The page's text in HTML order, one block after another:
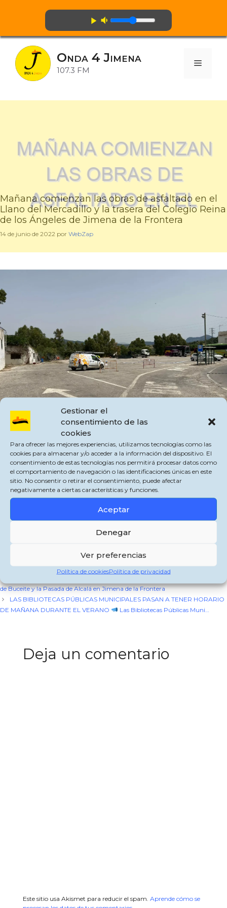
Gestionar el
consentimiento de las
cookies
Para ofrecer las mejores experiencias, utilizamos tecnologías como las
cookies para almacenar y/o acceder a la información del dispositivo. El
consentimiento de estas tecnologías nos permitirá procesar datos como
el comportamiento de navegación o las identificaciones únicas en este
sitio. No consentir o retirar el consentimiento, puede afectar
negativamente a ciertas características y funciones.
Aceptar
Denegar
Ver preferencias
Política de cookiesPolítica de privacidad
Saltar
contenido
play_arrow volume_down
Onda 4 Jimena
107.3 FM
Menú
Mañana comienzan las obras de asfaltado en el
Llano del Mercadillo y la trasera del Colegio Reina
de los Ángeles de Jimena de la Frontera
14 de junio de 2022 por WebZap
A partir de mañana miércoles 15 de junio, estará prohibido estacionar en el
Llano del Mercadillo y el aparcamiento trasero al Colegio Reina de los Ángeles
de Jimena de la Frontera debido a las obras de asfaltado.
jimenadelafrontera.es
Etiquetas
IFTTT
Se abren al público los parques infantiles del Paseo por la Paz en San Pablo
de Buceite y la Pasada de Alcalá en Jimena de la Frontera
LAS BIBLIOTECAS PÚBLICAS MUNICIPALES PASAN A TENER HORARIO
DE MAÑANA DURANTE EL VERANO
Las Bibliotecas Públicas Muni…
Deja un comentario
Este sitio usa Akismet para reducir el spam. Aprende cómo se